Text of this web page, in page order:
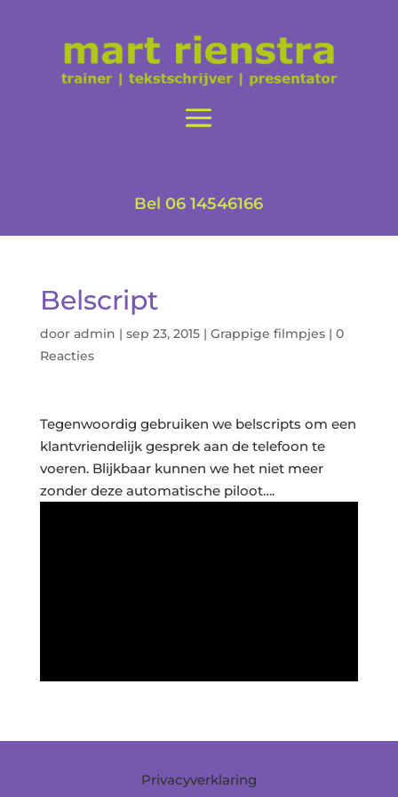
Bel 06 14546166
Belscript
door admin | sep 23, 2015| Grappige filmpjes| 0
Reacties
Tegenwoordig gebruiken we belscripts om een
klantvriendelijk gesprek aan de telefoon te
voeren. Blijkbaar kunnen we het niet meer
zonder deze automatische piloot….
Privacyverklaring